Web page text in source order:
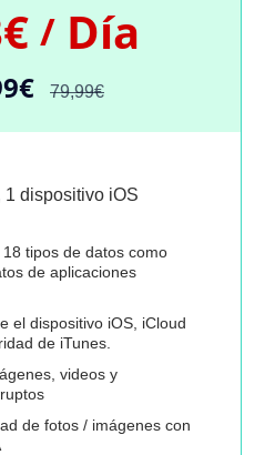
/ Día
79,99€
1 dispositivo iOS
tipos de datos como
de aplicaciones
el dispositivo iOS, iCloud
de iTunes.
videos y
de fotos / imágenes con